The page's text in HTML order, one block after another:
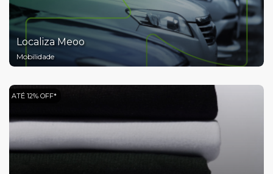
Localiza Meoo
Mobilidade
ATÉ 12% OFF*